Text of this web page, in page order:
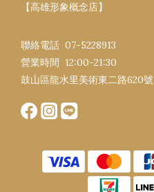
【高雄形象概念店】
聯絡電話 07-5228913
營業時間 12:00-21:30​
鼓山區龍水里美術東二路620號